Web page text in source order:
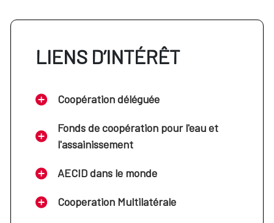
LIENS D’INTÉRÊT
Coopération déléguée
Fonds de coopération pour l'eau et
l'assainissement
AECID dans le monde
Cooperation Multilatérale